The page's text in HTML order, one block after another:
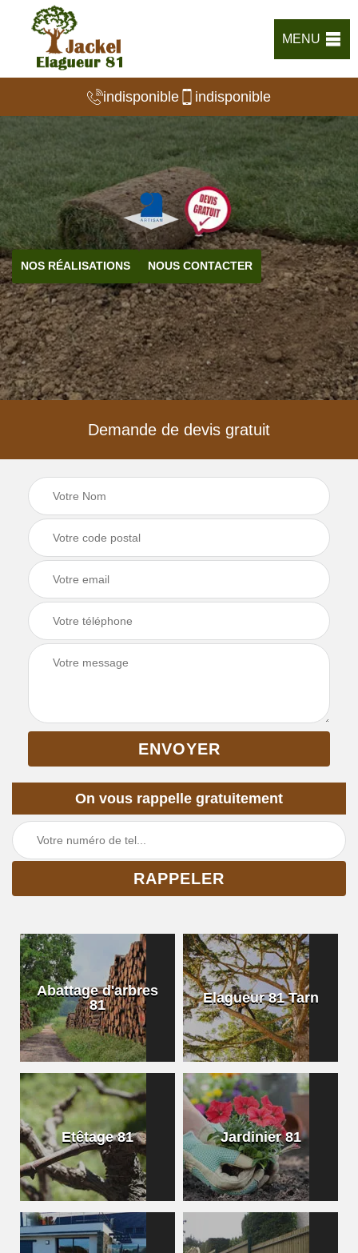
MENU
indisponible indisponible
NOS RÉALISATIONS NOUS CONTACTER
Demande de devis gratuit
On vous rappelle gratuitement
Abattage d'arbres
81
Elagueur 81 Tarn
Etêtage 81 Jardinier 81